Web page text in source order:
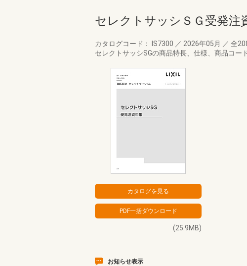
セレクトサッシＳＧ受発注
カタログコード： IS7300 ／ 2026年05月 ／ 全
セレクトサッシSGの商品特長、仕様、商品コー
(25.9MB)
お知らせ表示